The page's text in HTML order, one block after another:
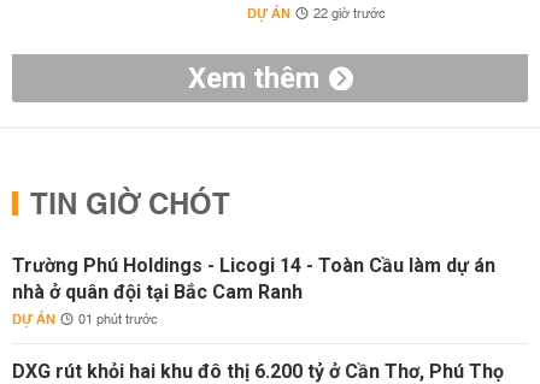
DỰ ÁN 22 giờ trước
Xem thêm
TIN GIỜ CHÓT
Trường Phú Holdings - Licogi 14 - Toàn Cầu làm dự án
nhà ở quân đội tại Bắc Cam Ranh
DỰ ÁN 01 phút trước
DXG rút khỏi hai khu đô thị 6.200 tỷ ở Cần Thơ, Phú Thọ